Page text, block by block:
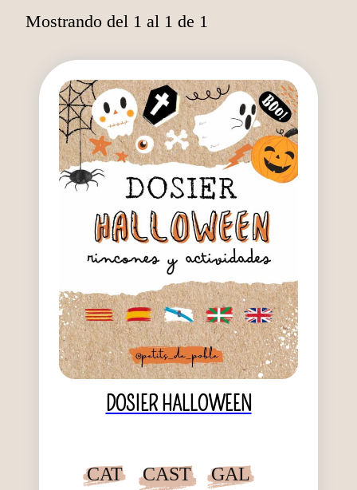
Mostrando del 1 al 1 de 1
DOSIER HALLOWEEN
CAT CAST
GAL